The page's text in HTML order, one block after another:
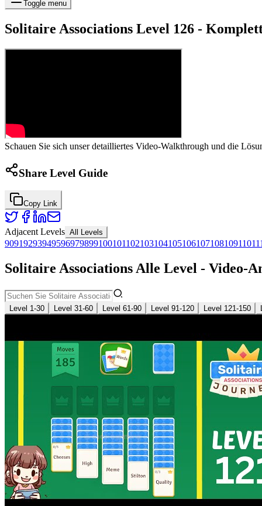
Toggle menu
Solitaire Associations Level 126 -
Schauen Sie sich unser detailliertes Video-Walkthrough und die
Share Level Guide
Copy Link
Adjacent Levels All Levels
90919293949596979899100101102103104105106107108109110
Solitaire Associations Alle Level - Video-
Level 1-30 Level 31-60 Level 61-90 Level 91-120 Level 121-150